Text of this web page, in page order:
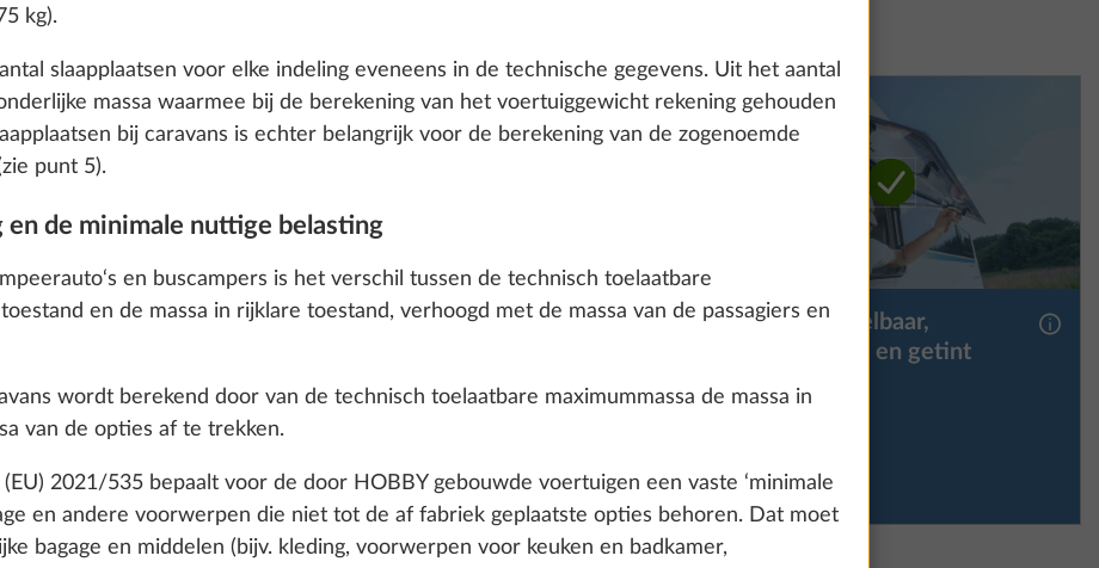
Decline Accept all
in cabine Meer informatie
€ 99
Toevoegen
Thermodekens incl. isolatie
Meer informatie
€ 473
Toevoegen
Venster, uitstelbaar,
dubbelwandig en getint
Meer
kg).
slaapplaatsen voor elke indeling eveneens in de technische gegevens. Uit het aantal
massa waarmee bij de berekening van het voertuiggewicht rekening gehouden
bij caravans is echter belangrijk voor de berekening van de zogenoemde
punt 5).
de minimale nuttige belasting
en buscampers is het verschil tussen de technisch toelaatbare
en de massa in rijklare toestand, verhoogd met de massa van de passagiers en
wordt berekend door van de technisch toelaatbare maximummassa de massa in
van de opties af te trekken.
2021/535 bepaalt voor de door HOBBY gebouwde voertuigen een vaste ‘minimale
en andere voorwerpen die niet tot de af fabriek geplaatste opties behoren. Dat moet
bagage en middelen (bijv. kleding, voorwerpen voor keuken en badkamer,